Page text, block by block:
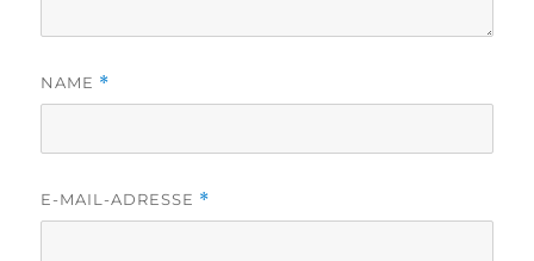
NAME *
E-MAIL-ADRESSE *